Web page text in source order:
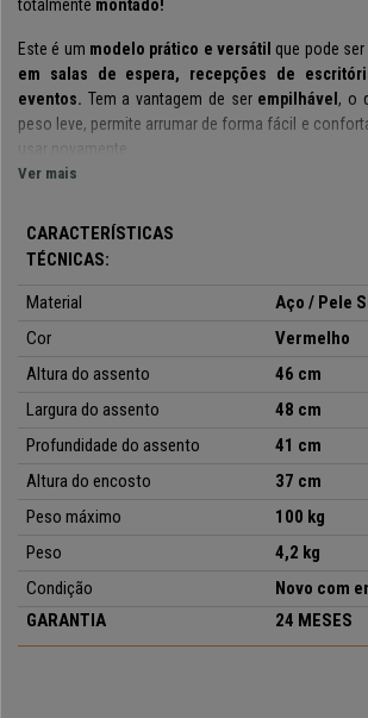
totalmente montado!
Este é um modelo prático e versátil que pode ser
em salas de espera, recepções de
eventos. Tem a vantagem de ser empilhável, o
peso leve, permite arrumar de forma fácil e
usar novamente.
clientes,fiquem satisfeitos. Está
versões, para que possam elegir a que melhor
gostos e necessidades.
A estrutura é em 4 patas, o que
disponível em várias cores. Compre no
ideal para satisfazer os seus clientes e hóspedes
si!
Modelo empilhável
• Prático e versátil
• Forrado em pele sintética
Estrutura de aço com 4 patas
• Conforto garantido
Ver mais
CARACTERÍSTICAS
TÉCNICAS:
Material
Aço / Pele
Cor
Vermelho
Altura do assento
46 cm
Largura do assento
48 cm
Profundidade do assento
41 cm
Altura do encosto
37 cm
Peso máximo
100 kg
Peso
4,2 kg
Condição
Novo com
GARANTIA
24 MESES